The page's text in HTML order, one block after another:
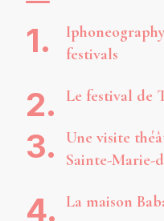
festivals
Le festival de
Une visite
Sainte-Marie-
La maison